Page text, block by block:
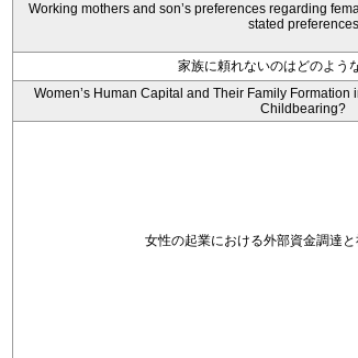
Working mothers and son’s preferences regarding
stated preferences
家族に頼れないのはどのよう
Women’s Human Capital and Their Family Formation
Childbearing?
女性の起業における外部資金調達